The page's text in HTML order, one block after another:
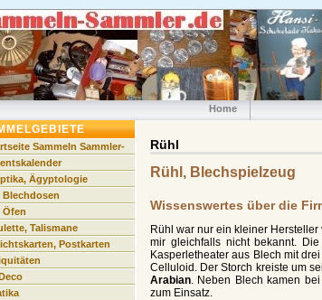
Home
Rühl
Rühl, Blechspielzeug
Wissenswertes über die
Rühl war nur ein kleiner
mir gleichfalls nicht bekannt.
Kasperletheater aus Blech mit
Celluloid. Der Storch kreiste um
Arabian . Neben Blech kamen
zum Einsatz.
Sammeln Sammler-
Ägyptologie
Blechdosen
Öfen
Talismane
Postkarten